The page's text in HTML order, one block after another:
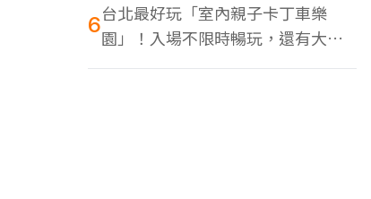
6台北最好玩「室內親子卡丁車樂
園」！入場不限時暢玩，還有大螢
幕Switch遊戲區